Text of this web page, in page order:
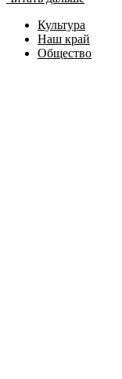
Культура
Наш край
Общество